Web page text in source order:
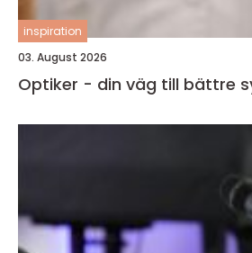
inspiration
03. August 2026
Optiker - din väg till bättre